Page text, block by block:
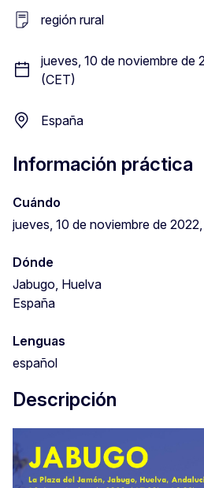
región rural
jueves, 10 de noviembre de
(CET)
España
Información práctica
Cuándo
jueves, 10 de noviembre de
Dónde
Jabugo, Huelva
España
Lenguas
español
Descripción